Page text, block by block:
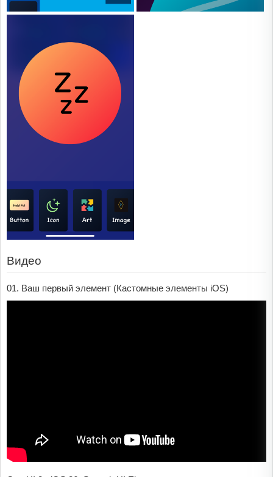
Видео
01. Ваш первый элемент (Кастомные элементы iOS)